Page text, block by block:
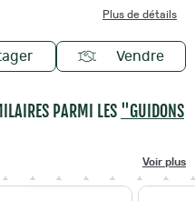
Plus de détails
Vendre
PARMI LES "GUIDONS
Voir plus